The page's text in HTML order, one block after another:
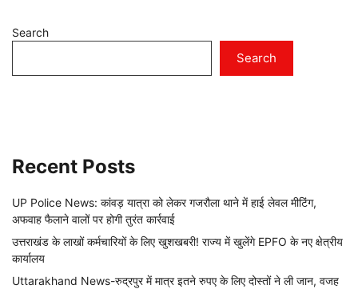
Search
Search
Recent Posts
UP Police News: कांवड़ यात्रा को लेकर गजरौला थाने में हाई लेवल मीटिंग,
अफवाह फैलाने वालों पर होगी तुरंत कार्रवाई
उत्तराखंड के लाखों कर्मचारियों के लिए खुशखबरी! राज्य में खुलेंगे EPFO के नए क्षेत्रीय
कार्यालय
Uttarakhand News-रुद्रपुर में मात्र इतने रुपए के लिए दोस्तों ने ली जान, वजह